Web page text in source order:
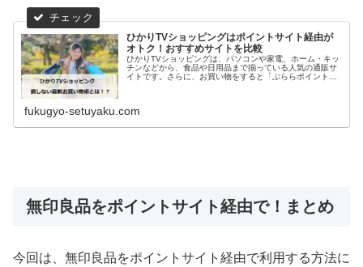
ひかりTVショッピングはポイントサイト経由が
オトク！おすすめサイトを比較
ひかりTVショッピングは、パソコンや家電、ホーム・キッ
チンなどから、食品や日用品まで揃っている人気の通販サ
イトです。さらに、お買い物をすると「ぷららポイント」
fukugyo-setuyaku.com
無印良品をポイントサイト経由で！まとめ
今回は、無印良品をポイントサイト経由で利用する方法に